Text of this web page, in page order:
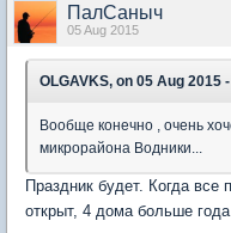
ПалСаныч
05 Aug 2015
OLGAVKS, on 05 Aug 2015
Вообще конечно , очень
микрорайона Водники...
Праздник будет. Когда все
открыт, 4 дома больше года